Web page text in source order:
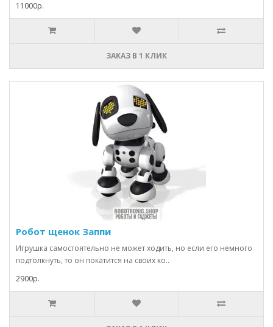
11000р.
ЗАКАЗ В 1 КЛИК
Робот щенок Заппи
Игрушка самостоятельно не может ходить, но если его немного
подтолкнуть, то он покатится на своих ко..
2900р.